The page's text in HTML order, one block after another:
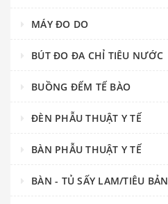
MÁY ĐO DO
BÚT ĐO ĐA CHỈ TIÊU NƯỚC
BUỒNG ĐẾM TẾ BÀO
ĐÈN PHẪU THUẬT Y TẾ
BÀN PHẪU THUẬT Y TẾ
BÀN - TỦ SẤY LAM/TIÊU BẢN